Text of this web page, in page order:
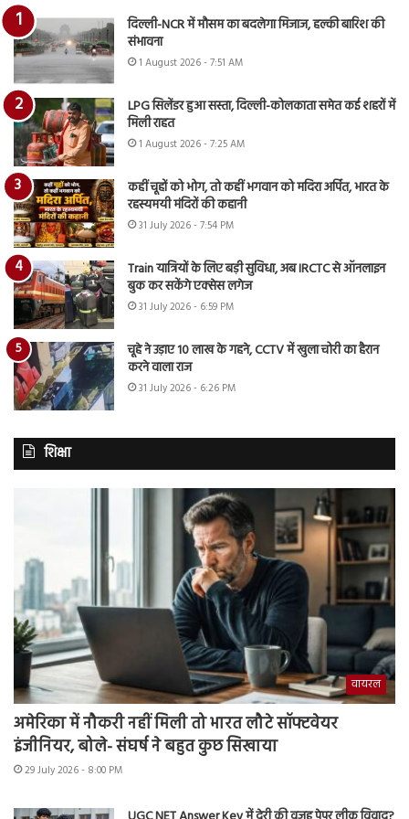
दिल्ली-NCR में मौसम का बदलेगा मिजाज, हल्की बारिश की
संभावना
1 August 2026 - 7:51 AM
LPG सिलेंडर हुआ सस्ता, दिल्ली-कोलकाता समेत कई शहरों में
मिली राहत
1 August 2026 - 7:25 AM
कहीं चूहों को भोग, तो कहीं भगवान को मदिरा अर्पित, भारत के
रहस्यमयी मंदिरों की कहानी
31 July 2026 - 7:54 PM
Train यात्रियों के लिए बड़ी सुविधा, अब IRCTC से ऑनलाइन
बुक कर सकेंगे एक्सेस लगेज
31 July 2026 - 6:59 PM
चूहे ने उड़ाए 10 लाख के गहने, CCTV में खुला चोरी का हैरान
करने वाला राज
31 July 2026 - 6:26 PM
शिक्षा
वायरल
अमेरिका में नौकरी नहीं मिली तो भारत लौटे सॉफ्टवेयर
इंजीनियर, बोले- संघर्ष ने बहुत कुछ सिखाया
29 July 2026 - 8:00 PM